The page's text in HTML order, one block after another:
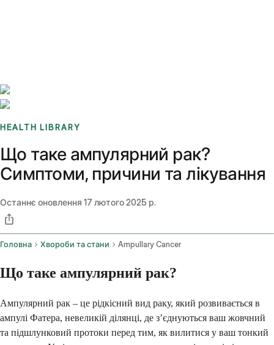
HEALTH LIBRARY
Що таке ампулярний рак?
Симптоми, причини та лікування
Останнє оновлення 17 лютого 2025 р.
Головна Хвороби та стани Ampullary Cancer
Що таке ампулярний рак?
Ампулярний рак – це рідкісний вид раку, який розвивається в
ампулі Фатера, невеликій ділянці, де з’єднуються ваш жовчний
та підшлунковий протоки перед тим, як вилитися у ваш тонкий